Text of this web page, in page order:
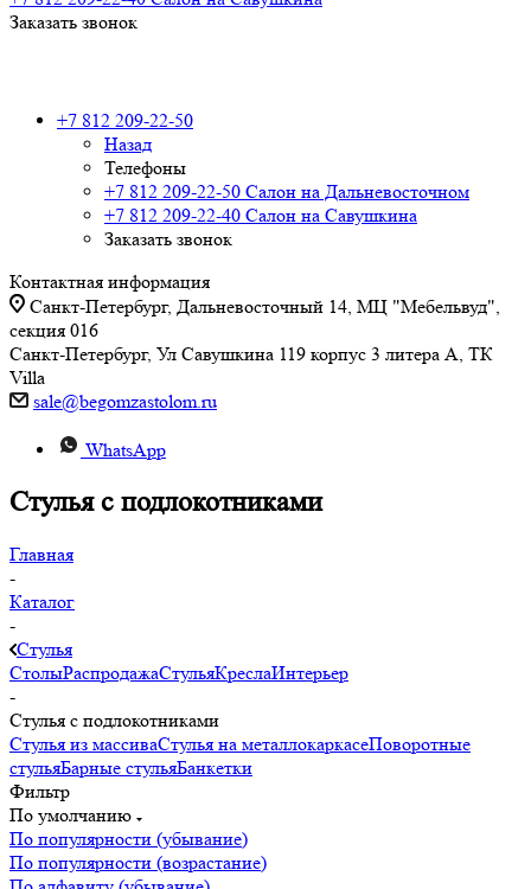
Заказать звонок
+7 812 209-22-50
Назад
Телефоны
+7 812 209-22-50 Салон на Дальневосточном
+7 812 209-22-40 Салон на Савушкина
Заказать звонок
Контактная информация
Санкт-Петербург, Дальневосточный 14, МЦ "Мебельвуд",
секция 016
Санкт-Петербург, Ул Савушкина 119 корпус 3 литера А, ТК
Villa
sale@begomzastolom.ru
WhatsApp
Стулья с подлокотниками
Главная
-
Каталог
-
Стулья
СтолыРаспродажаСтульяКреслаИнтерьер
-
Стулья с подлокотниками
Стулья из массиваСтулья на металлокаркасеПоворотные
стульяБарные стульяБанкетки
Фильтр
По умолчанию
По популярности (убывание)
По популярности (возрастание)